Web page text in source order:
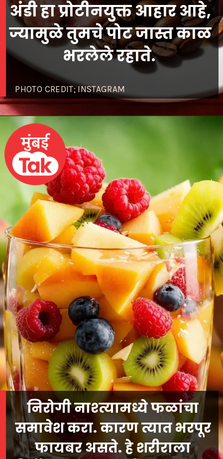
PHOTO CREDIT; INSTAGRAM
अंडी हा प्रोटीनयुक्त आहार आहे,
ज्यामुळे तुमचे पोट जास्त काळ
भरलेले रहाते.
निरोगी नाश्त्यामध्ये फळांचा
समावेश करा. कारण त्यात भरपूर
फायबर असते. हे शरीराला